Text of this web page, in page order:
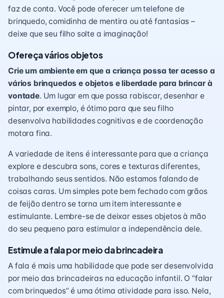
faz de conta. Você pode oferecer um telefone de
brinquedo, comidinha de mentira ou até fantasias –
deixe que seu filho solte a imaginação!
Ofereça vários objetos
Crie um ambiente em que a criança possa ter acesso a
vários brinquedos e objetos e liberdade para brincar à
vontade. Um lugar em que possa rabiscar, desenhar e
pintar, por exemplo, é ótimo para que seu filho
desenvolva habilidades cognitivas e de coordenação
motora fina.
A variedade de itens é interessante para que a criança
explore e descubra sons, cores e texturas diferentes,
trabalhando seus sentidos. Não estamos falando de
coisas caras. Um simples pote bem fechado com grãos
de feijão dentro se torna um item interessante e
estimulante. Lembre-se de deixar esses objetos à mão
do seu pequeno para estimular a independência dele.
Estimule a fala por meio da brincadeira
A fala é mais uma habilidade que pode ser desenvolvida
por meio das brincadeiras na educação infantil. O “falar
com brinquedos” é uma ótima atividade para isso. Nela,